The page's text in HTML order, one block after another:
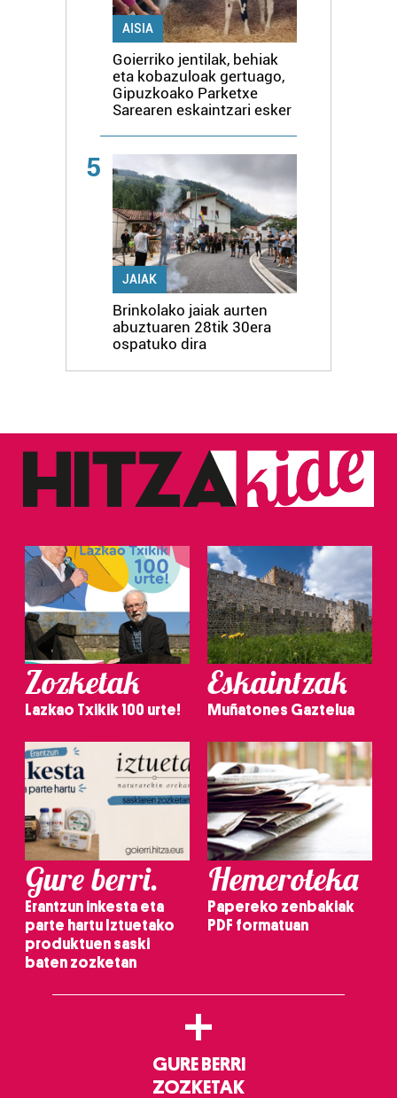
AISIA
Goierriko jentilak, behiak
eta kobazuloak gertuago,
Gipuzkoako Parketxe
Sarearen eskaintzari esker
5
JAIAK
Brinkolako jaiak aurten
abuztuaren 28tik 30era
ospatuko dira
Zozketak
Lazkao Txikik 100 urte!
Eskaintzak
Muñatones Gaztelua
Gure berri.
Erantzun inkesta eta
parte hartu Iztuetako
produktuen saski
baten zozketan
Hemeroteka
Papereko zenbakiak
PDF formatuan
+
GURE BERRI
ZOZKETAK